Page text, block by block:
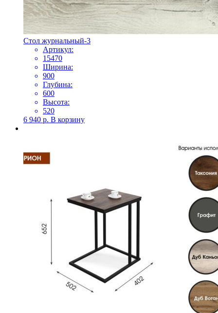
Стол журнальный-3
Артикул:
15470
Ширина:
900
Глубина:
600
Высота:
520
6 940 р. В корзину